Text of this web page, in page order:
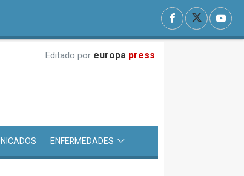
Editado por europa press
ENFERMEDADES